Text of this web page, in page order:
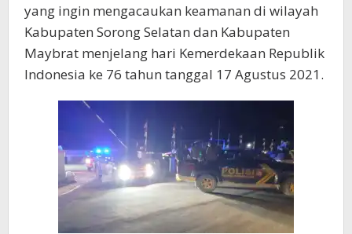
yang ingin mengacaukan keamanan di wilayah
Kabupaten Sorong Selatan dan Kabupaten
Maybrat menjelang hari Kemerdekaan Republik
Indonesia ke 76 tahun tanggal 17 Agustus 2021.